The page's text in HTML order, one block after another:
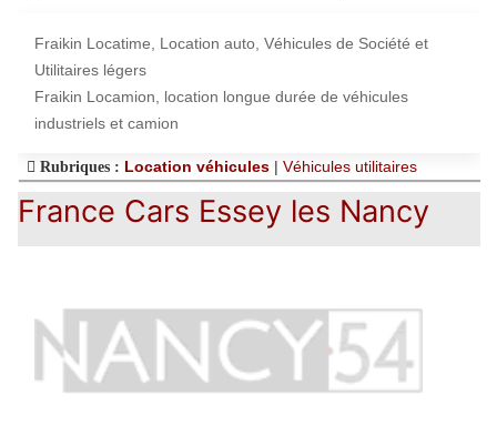
Fraikin Locatime, Location auto, Véhicules de Société et
Utilitaires légers
Fraikin Locamion, location longue durée de véhicules
industriels et camion
Rubriques : Location véhicules | Véhicules utilitaires
France Cars Essey les Nancy